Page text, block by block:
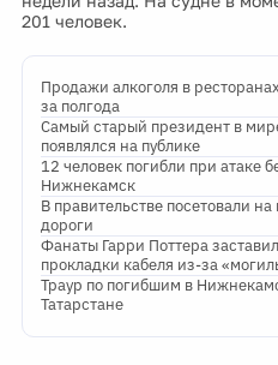
201 человек.
Продажи алкоголя в
за полгода
Самый старый президент в
появлялся на публике
12 человек погибли при атаке
Нижнекамск
В правительстве посетовали
дороги
Фанаты Гарри Поттера
прокладки кабеля из-за
Траур по погибшим в
Татарстане